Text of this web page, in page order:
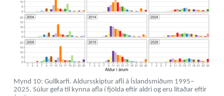
Mynd 10: Gullkarfi. Aldursskiptur afli á Íslandsmiðum 1995–
2025. Súlur gefa til kynna afla í fjölda eftir aldri og eru litaðar eftir